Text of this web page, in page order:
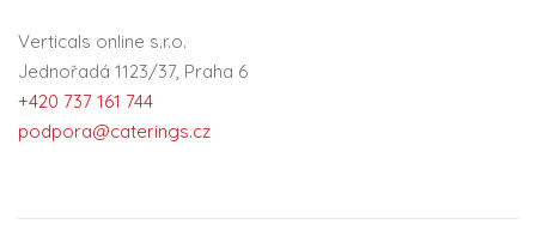
Verticals online s.r.o.
Jednořadá 1123/37, Praha 6
+420 737 161 744
podpora@caterings.cz